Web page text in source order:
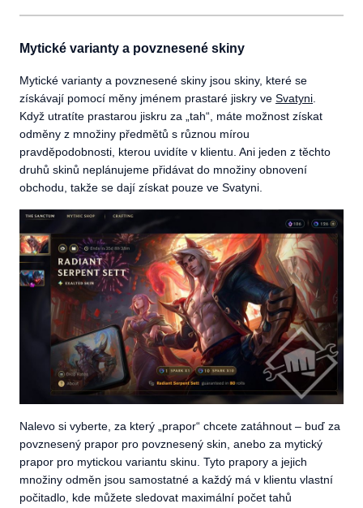
Mytické varianty a povznesené skiny
Mytické varianty a povznesené skiny jsou skiny, které se
získávají pomocí měny jménem prastaré jiskry ve Svatyni
Když utratíte prastarou jiskru za „tah“, máte možnost získat
odměny z množiny předmětů s různou mírou
pravděpodobnosti, kterou uvidíte v klientu. Ani jeden z těchto
druhů skinů neplánujeme přidávat do množiny obnovení
obchodu, takže se dají získat pouze ve Svatyni.
Nalevo si vyberte, za který „prapor“ chcete zatáhnout – buď za
povznesený prapor pro povznesený skin, anebo za mytický
prapor pro mytickou variantu skinu. Tyto prapory a jejich
množiny odměn jsou samostatné a každý má v klientu vlastní
počitadlo, kde můžete sledovat maximální počet tahů